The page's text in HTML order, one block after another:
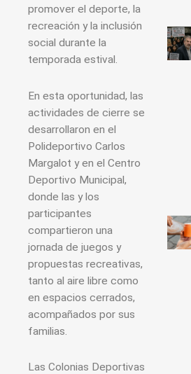
promover el deporte, la
recreación y la inclusión
social durante la
temporada estival.
En esta oportunidad, las
actividades de cierre se
desarrollaron en el
Polideportivo Carlos
Margalot y en el Centro
Deportivo Municipal,
donde las y los
participantes
compartieron una
jornada de juegos y
propuestas recreativas,
tanto al aire libre como
en espacios cerrados,
acompañados por sus
familias.
Las Colonias Deportivas